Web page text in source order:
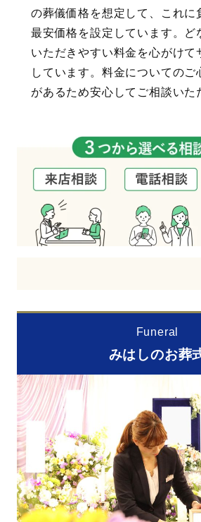
の葬儀価格を想定して、これに
最安価格を設定しています。ど
いただきやすい料金を心がけて
しています。料金についてのご
があるため安心してご相談いた
Funeral
みはしのお葬